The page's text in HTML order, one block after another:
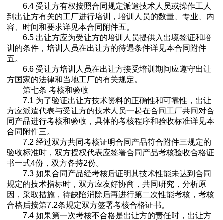
6.4 受让方有权按照合同规定派遣技术人员或操作工人
到出让方有关的工厂进行培训，培训人员的数量、专业、内
容、时间和要求详见本合同附件五。
6.5 出让方应为受让方的培训人员提供入出境签证和培
训的条件，培训人员在出让方的待遇条件详见本合同附件
五。
6.6 受让方培训人员在出让方接受培训期间应遵守出让
方国家的法律和当地工厂的有关规定。
第七条 考核和验收
7.1 为了验证出让方技术资料的正确性和可靠性，出让
方应派遣代表与受让方的技术人员一起在合同工厂共同对合
同产品进行考核和验收，具体的考核程序和验收标准详见本
合同附件三。
7.2 经过双方共同考核证明合同产品符合附件三规定的
验收标准时，双方授权代表应签署合同产品考核验收合格证
书一式4份，双方各持2份。
7.3 如果合同产品经考核后证明其技术性能未达到合同
规定的技术指标时，双方应友好协商，共同研究，分析原
因，采取措施，待缺陷消除后再进行第二次性能考核，考核
合格后按第7.2条规定双方签署考核合格证书。
7.4 如果第一次考核不合格是出让方的责任时，出让方